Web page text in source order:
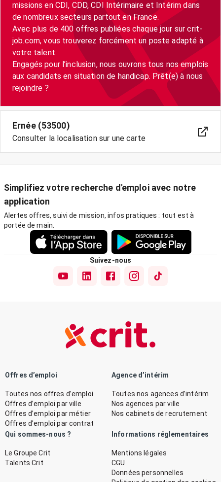
missions en CDI, CDD, CDI Intérimaire et Intérim dans
de nombreux secteurs partout en France.
Avec plus de 400 offres publiées chaque jour sur crit-
job.com, vous trouverez forcément un poste adapté à
votre talent.
Engagés pour l’inclusion, nous ouvrons tous nos emplois
aux candidats en situation de handicap. Prêt(e) à nous
Ernée (53500)
Consulter la localisation sur une carte
Simplifiez votre recherche d'emploi avec notre
application
Alertes offres, suivi de mission, infos pratiques : tout est à
portée de main.
Suivez-nous
Offres d’emploi
Toutes nos offres d’emploi
Offres d’emploi par ville
Offres d’emploi par métier
Offres d’emploi par contrat
Agence d’intérim
Toutes nos agences d’intérim
Nos agences par ville
Nos cabinets de recrutement
Qui sommes-nous ?
Le Groupe Crit
Talents Crit
Informations réglementaires
Mentions légales
CGU
Données personnelles